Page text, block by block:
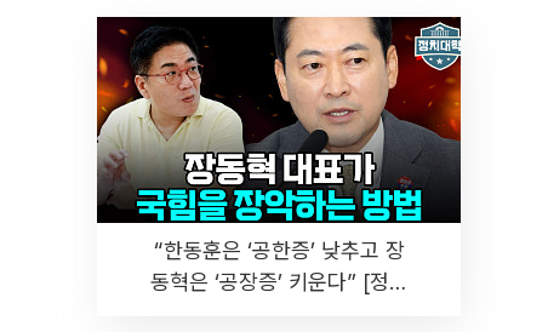
“한동훈은 ‘공한증’ 낮추고 장
동혁은 ‘공장증’ 키운다” [정치